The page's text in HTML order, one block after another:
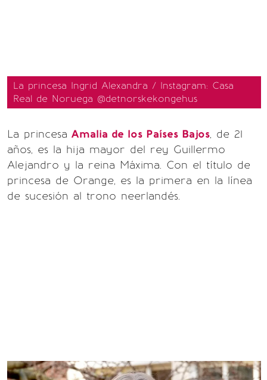
La princesa Ingrid Alexandra / Instagram: Casa
Real de Noruega @detnorskekongehus
La princesa Amalia de los Países Bajos, de 21
años, es la hija mayor del rey Guillermo
Alejandro y la reina Máxima. Con el título de
princesa de Orange, es la primera en la línea
de sucesión al trono neerlandés.